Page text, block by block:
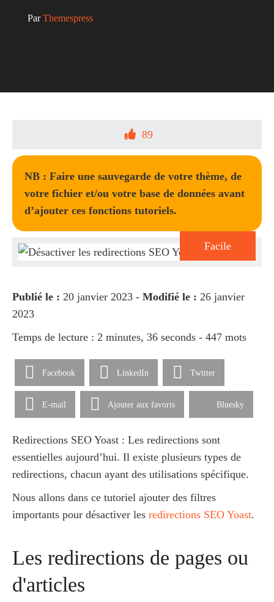
Par Themespress
89
NB : Faire une sauvegarde de votre thème, de
votre fichier et/ou votre base de données avant
d’ajouter ces fonctions tutoriels.
Facile
Publié le : 20 janvier 2023 - Modifié le : 26 janvier
2023
Temps de lecture : 2 minutes, 36 seconds - 447 mots
Facebook LinkedIn Twitter
E-mail Ajouter aux favoris Bluesky
Redirections SEO Yoast : Les redirections sont
essentielles aujourd’hui. Il existe plusieurs types de
redirections, chacun ayant des utilisations spécifique.
Nous allons dans ce tutoriel ajouter des filtres
importants pour désactiver les redirections SEO Yoast.
Les redirections de pages ou
d'articles